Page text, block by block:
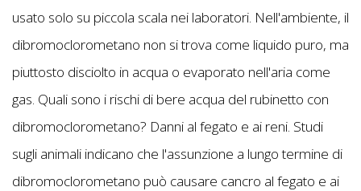
usato solo su piccola scala nei laboratori. Nell'ambiente, il
dibromoclorometano non si trova come liquido puro, ma
piuttosto disciolto in acqua o evaporato nell'aria come
gas. Quali sono i rischi di bere acqua del rubinetto con
dibromoclorometano? Danni al fegato e ai reni. Studi
sugli animali indicano che l'assunzione a lungo termine di
dibromoclorometano può causare cancro al fegato e ai